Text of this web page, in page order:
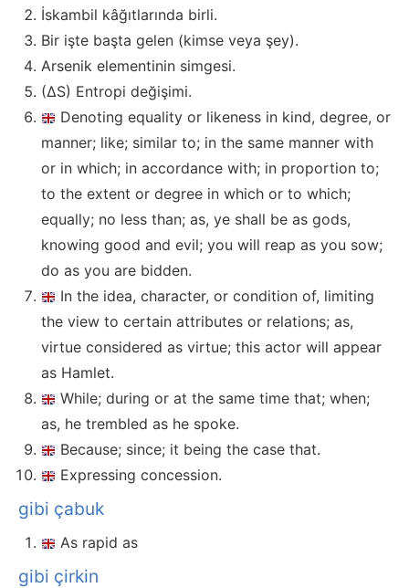
İskambil kâğıtlarında birli.
Bir işte başta gelen (kimse veya şey).
Arsenik elementinin simgesi.
(∆S) Entropi değişimi.
Denoting equality or likeness in kind, degree, or
manner; like; similar to; in the same manner with
or in which; in accordance with; in proportion to;
to the extent or degree in which or to which;
equally; no less than; as, ye shall be as gods,
knowing good and evil; you will reap as you sow;
do as you are bidden.
In the idea, character, or condition of, limiting
the view to certain attributes or relations; as,
virtue considered as virtue; this actor will appear
as Hamlet.
While; during or at the same time that; when;
as, he trembled as he spoke.
Because; since; it being the case that.
Expressing concession.
gibi çabuk
As rapid as
gibi çirkin